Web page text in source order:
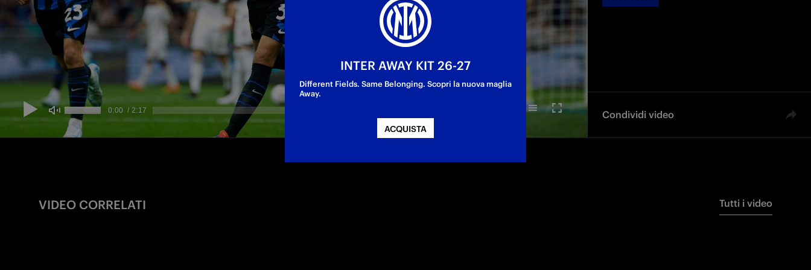
Condividi video
VIDEO CORRELATI Tutti i video
INTER AWAY KIT 26-27
Different Fields. Same Belonging. Scopri la nuova maglia
Away.
ACQUISTA